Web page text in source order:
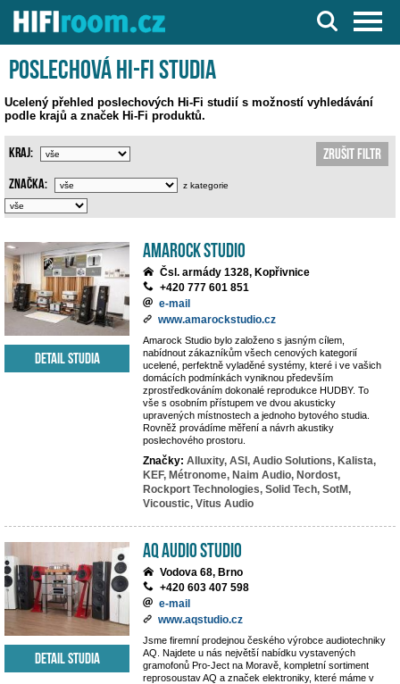
Server o Hi-Fi a AV technice
Poslechová Hi-Fi studia
Ucelený přehled poslechových Hi-Fi studií s možností vyhledávání
podle krajů a značek Hi-Fi produktů.
Zrušit filtr
Kraj:
Značka: z kategorie
Amarock Studio
Čsl. armády 1328, Kopřivnice
+420 777 601 851
e-mail
www.amarockstudio.cz
Amarock Studio bylo založeno s jasným cílem,
nabídnout zákazníkům všech cenových kategorií
ucelené, perfektně vyladěné systémy, které i ve vašich
domácích podmínkách vyniknou především
zprostředkováním dokonalé reprodukce HUDBY. To
vše s osobním přístupem ve dvou akusticky
upravených místnostech a jednoho bytového studia.
Rovněž provádíme měření a návrh akustiky
poslechového prostoru.
Značky: Alluxity, ASI, Audio Solutions, Kalista,
KEF, Métronome, Naim Audio, Nordost,
Rockport Technologies, Solid Tech, SotM,
Vicoustic, Vitus Audio
Detail studia
AQ audio studio
Vodova 68, Brno
+420 603 407 598
e-mail
www.aqstudio.cz
Jsme firemní prodejnou českého výrobce audiotechniky
AQ. Najdete u nás největší nabídku vystavených
gramofonů Pro-Ject na Moravě, kompletní sortiment
reprosoustav AQ a značek elektroniky, které máme v
Detail studia